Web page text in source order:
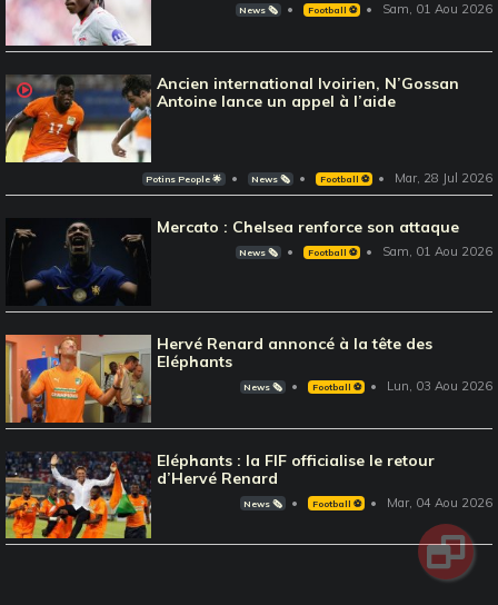
News 🗞️ Football ⚽️ Sam, 01 Aou 2026
Ancien international Ivoirien, N’Gossan
Antoine lance un appel à l’aide
Potins People 🌟 News 🗞️ Football ⚽️ Mar, 28 Jul 2026
Mercato : Chelsea renforce son attaque
News 🗞️ Football ⚽️ Sam, 01 Aou 2026
Hervé Renard annoncé à la tête des
Eléphants
News 🗞️ Football ⚽️ Lun, 03 Aou 2026
Eléphants : la FIF officialise le retour
d’Hervé Renard
News 🗞️ Football ⚽️ Mar, 04 Aou 2026